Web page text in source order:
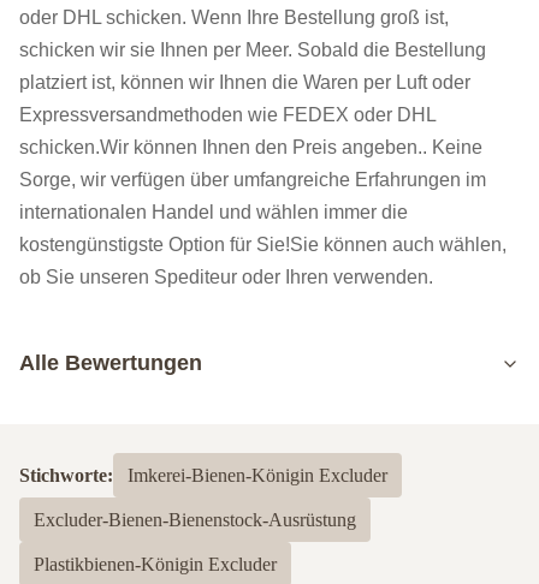
oder DHL schicken. Wenn Ihre Bestellung groß ist,
schicken wir sie Ihnen per Meer. Sobald die Bestellung
platziert ist, können wir Ihnen die Waren per Luft oder
Expressversandmethoden wie FEDEX oder DHL
schicken.Wir können Ihnen den Preis angeben.. Keine
Sorge, wir verfügen über umfangreiche Erfahrungen im
internationalen Handel und wählen immer die
kostengünstigste Option für Sie!Sie können auch wählen,
ob Sie unseren Spediteur oder Ihren verwenden.
Alle Bewertungen
Basierend auf 50 jüngsten Bewertungen
5
Stichworte: Imkerei-Bienen-Königin Excluder
Excluder-Bienen-Bienenstock-Ausrüstung
Plastikbienen-Königin Excluder